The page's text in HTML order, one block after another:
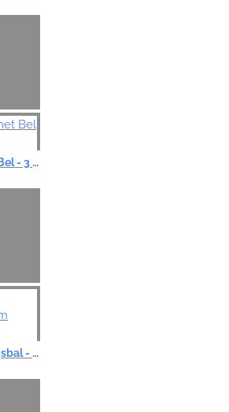
Knaagdier Bal met Bel - 3 maten
Knaagdier Beloningsbal - 8cm Wortelprint